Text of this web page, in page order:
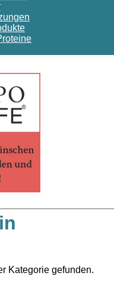
Kategorie gefunden.